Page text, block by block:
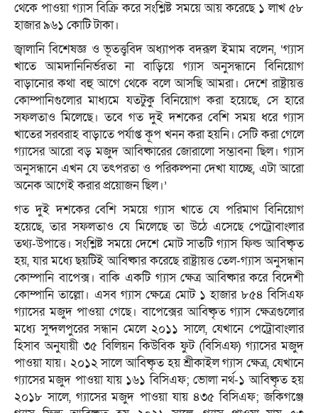
থেকে পাওয়া গ্যাস বিক্রি করে সংশ্লিষ্ট সময়ে আয় করেছে ১ লাখ ৫৮
হাজার ৯৬১ কোটি টাকা।
জ্বালানি বিশেষজ্ঞ ও ভূতত্ত্ববিদ অধ্যাপক বদরূল ইমাম বলেন, ‘গ্যাস
খাতে আমদানিনির্ভরতা না বাড়িয়ে গ্যাস অনুসন্ধানে বিনিয়োগ
বাড়ানোর কথা বহু আগে থেকে বলে আসছি আমরা। দেশে রাষ্ট্রায়ত্ত
কোম্পানিগুলোর মাধ্যমে যতটুকু বিনিয়োগ করা হয়েছে, সে হারে
সফলতাও মিলেছে। তবে গত দুই দশকের বেশি সময় ধরে গ্যাস
খাতের সরবরাহ বাড়াতে পর্যাপ্ত কূপ খনন করা হয়নি। সেটি করা গেলে
গ্যাসের আরো বড় মজুদ আবিষ্কারের জোরালো সম্ভাবনা ছিল। গ্যাস
অনুসন্ধানে এখন যে তৎপরতা ও পরিকল্পনা দেখা যাচ্ছে, এটা আরো
অনেক আগেই করার প্রয়োজন ছিল।’
গত দুই দশকের বেশি সময়ে গ্যাস খাতে যে পরিমাণ বিনিয়োগ
হয়েছে, তার সফলতাও যে মিলেছে তা উঠে এসেছে পেট্রোবাংলার
তথ্য-উপাত্তে। সংশ্লিষ্ট সময়ে দেশে মোট সাতটি গ্যাস ফিল্ড আবিষ্কৃত
হয়, যার মধ্যে ছয়টিই আবিষ্কার করেছে রাষ্ট্রায়ত্ত তেল-গ্যাস অনুসন্ধান
কোম্পানি বাপেক্স। বাকি একটি গ্যাস ক্ষেত্র আবিষ্কার করে বিদেশী
কোম্পানি তাল্লো। এসব গ্যাস ক্ষেত্রে মোট ১ হাজার ৮৫৪ বিসিএফ
গ্যাসের মজুদ পাওয়া গেছে। বাপেক্সের আবিষ্কৃত গ্যাস ক্ষেত্রগুলোর
মধ্যে সুন্দলপুরের সন্ধান মেলে ২০১১ সালে, যেখানে পেট্রোবাংলার
হিসাব অনুযায়ী ৩৫ বিলিয়ন কিউবিক ফুট (বিসিএফ) গ্যাসের মজুদ
পাওয়া যায়। ২০১২ সালে আবিষ্কৃত হয় শ্রীকাইল গ্যাস ক্ষেত্র, যেখানে
গ্যাসের মজুদ পাওয়া যায় ১৬১ বিসিএফ; ভোলা নর্থ-১ আবিষ্কৃত হয়
২০১৮ সালে, গ্যাসের মজুদ পাওয়া যায় ৪৩৫ বিসিএফ; জকিগঞ্জে